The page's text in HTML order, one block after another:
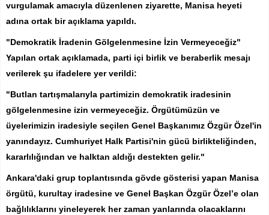
vurgulamak amacıyla düzenlenen ziyarette, Manisa heyeti
adına ortak bir açıklama yapıldı.
"Demokratik İradenin Gölgelenmesine İzin Vermeyeceğiz"
Yapılan ortak açıklamada, parti içi birlik ve beraberlik mesajı
verilerek şu ifadelere yer verildi:
"Butlan tartışmalarıyla partimizin demokratik iradesinin
gölgelenmesine izin vermeyeceğiz. Örgütümüzün ve
üyelerimizin iradesiyle seçilen Genel Başkanımız Özgür Özel'in
yanındayız. Cumhuriyet Halk Partisi'nin gücü birlikteliğinden,
kararlılığından ve halktan aldığı destekten gelir."
Ankara'daki grup toplantısında gövde gösterisi yapan Manisa
örgütü, kurultay iradesine ve Genel Başkan Özgür Özel’e olan
bağlılıklarını yineleyerek her zaman yanlarında olacaklarını